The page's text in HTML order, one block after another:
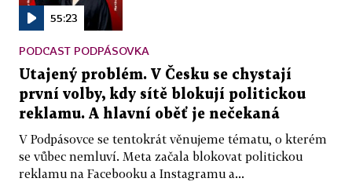
55:23
PODCAST PODPÁSOVKA
Utajený problém. V Česku se chystají
první volby, kdy sítě blokují politickou
reklamu. A hlavní oběť je nečekaná
V Podpásovce se tentokrát věnujeme tématu, o kterém
se vůbec nemluví. Meta začala blokovat politickou
reklamu na Facebooku a Instagramu a...